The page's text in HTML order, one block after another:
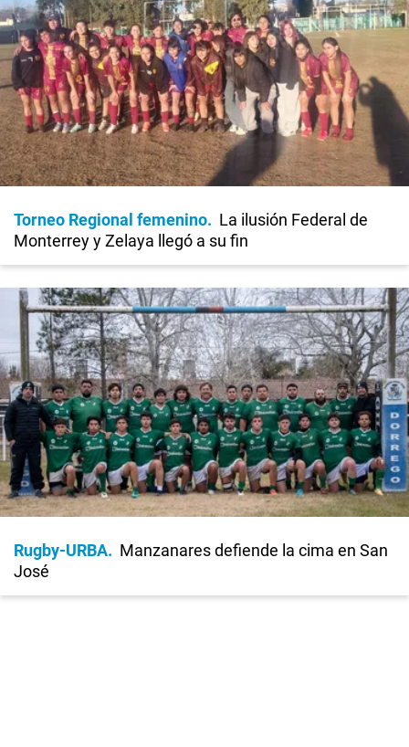
Torneo Regional femenino
La ilusión Federal de
Monterrey y Zelaya llegó a su fin
Rugby-URBA
Manzanares defiende la cima en San
José